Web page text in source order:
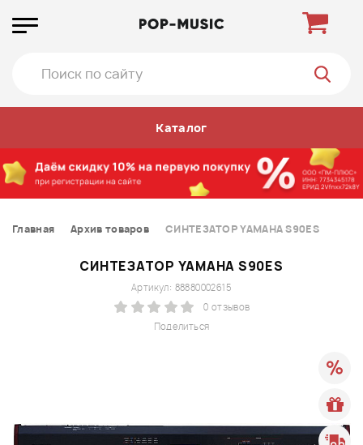
Каталог
Главная Архив товаров СИНТЕЗАТОР YAMAHA S90ES
СИНТЕЗАТОР YAMAHA S90ES
Поделиться
Артикул: 88880002615
0 отзывов